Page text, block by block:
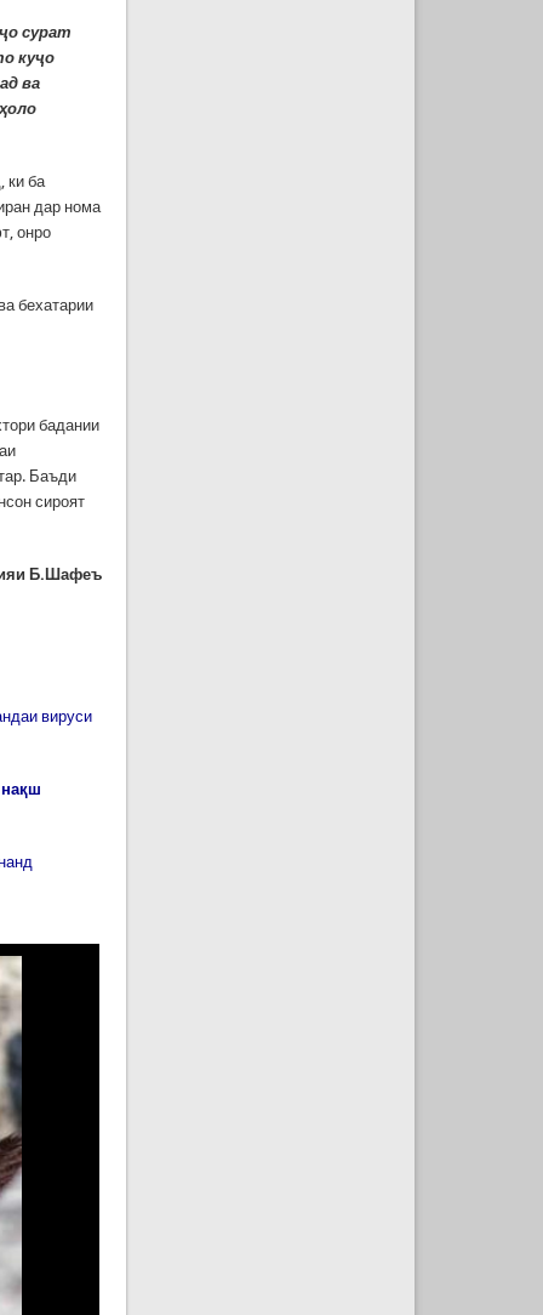
сурат
куҷо
ва
ки ба
дар нома
онро
бехатарии
бадании
Баъди
сироят
Б.Шафеъ
вируси